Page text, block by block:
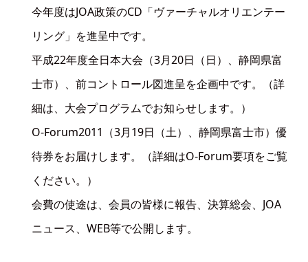
今年度はJOA政策のCD「ヴァーチャルオリエンテー
リング」を進呈中です。
平成22年度全日本大会（3月20日（日）、静岡県富
士市）、前コントロール図進呈を企画中です。（詳
細は、大会プログラムでお知らせします。）
O-Forum2011（3月19日（土）、静岡県富士市）優
待券をお届けします。（詳細はO-Forum要項をご覧
ください。）
会費の使途は、会員の皆様に報告、決算総会、JOA
ニュース、WEB等で公開します。